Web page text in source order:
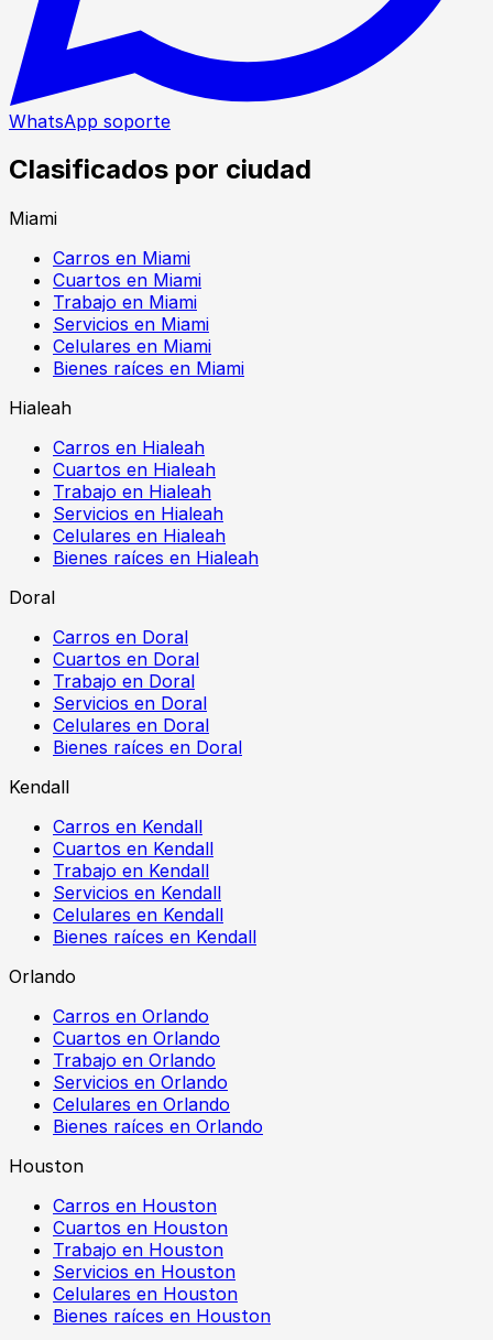
WhatsApp soporte
Clasificados por ciudad
Miami
Carros en Miami
Cuartos en Miami
Trabajo en Miami
Servicios en Miami
Celulares en Miami
Bienes raíces en Miami
Hialeah
Carros en Hialeah
Cuartos en Hialeah
Trabajo en Hialeah
Servicios en Hialeah
Celulares en Hialeah
Bienes raíces en Hialeah
Doral
Carros en Doral
Cuartos en Doral
Trabajo en Doral
Servicios en Doral
Celulares en Doral
Bienes raíces en Doral
Kendall
Carros en Kendall
Cuartos en Kendall
Trabajo en Kendall
Servicios en Kendall
Celulares en Kendall
Bienes raíces en Kendall
Orlando
Carros en Orlando
Cuartos en Orlando
Trabajo en Orlando
Servicios en Orlando
Celulares en Orlando
Bienes raíces en Orlando
Houston
Carros en Houston
Cuartos en Houston
Trabajo en Houston
Servicios en Houston
Celulares en Houston
Bienes raíces en Houston